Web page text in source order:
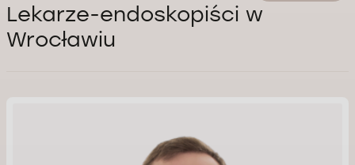
Lekarze-endoskopiści w
Wrocławiu